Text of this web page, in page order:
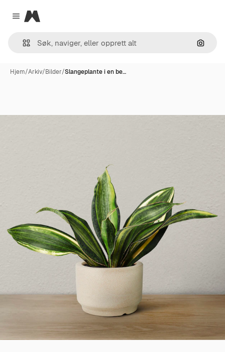
Close menu
Magnific
Søk
Hjem/Arkiv/Bilder/Slangeplante i en be…